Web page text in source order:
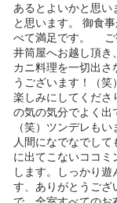
あるとよいかと思い
と思います。 御食
べて満足です。 ご
井筒屋へお越し頂き
カニ料理を一切出さ
うございます！（
楽しみにしてくだ
の気の気分でよく出
（笑）ツンデレも
人間になでなでし
に出てこないココミ
します。しっかり
す、ありがとうご